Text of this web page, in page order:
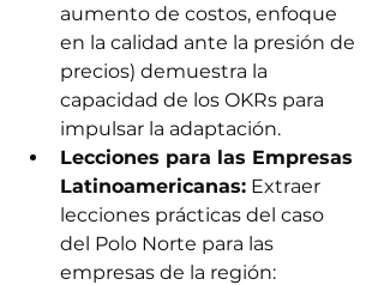
aumento de costos, enfoque
en la calidad ante la presión de
precios) demuestra la
capacidad de los OKRs para
impulsar la adaptación.
Lecciones para las Empresas
Latinoamericanas: Extraer
lecciones prácticas del caso
del Polo Norte para las
empresas de la región: